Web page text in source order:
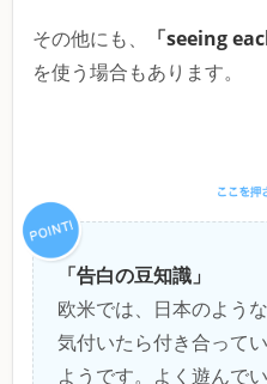
その他にも、 「seeing
を使う場合もあります。
「告白の豆知識」
欧米では、日本のよう
気付いたら付き合って
ようです。よく遊んで